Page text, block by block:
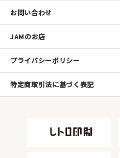
お問い合わせ
JAMのお店
プライバシーポリシー
特定商取引法に基づく表記